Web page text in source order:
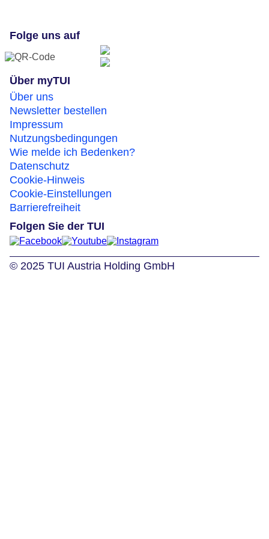
Folge uns auf
Über myTUI
Über uns
Newsletter bestellen
Impressum
Nutzungsbedingungen
Wie melde ich Bedenken?
Datenschutz
Cookie-Hinweis
Cookie-Einstellungen
Barrierefreiheit
Folgen Sie der TUI
© 2025 TUI Austria Holding GmbH